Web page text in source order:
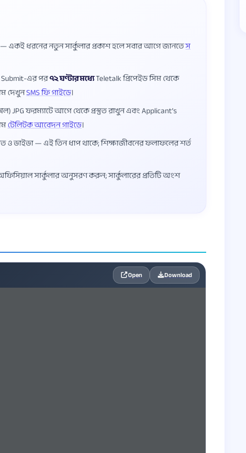
একই ধরনের নতুন সার্কুলার প্রকাশ হলে সবার আগে জানতেস
এর পর৭২ ঘণ্টার মধ্যেTeletalk প্রিপেইড সিম থেকে
দেখুনSMS ফি গাইডে।
JPG ফরম্যাটে আগে থেকে প্রস্তুত রাখুন এবং Applicant’s
টেলিটক আবেদন গাইডে।
ও ভাইভা — এই তিন ধাপ থাকে; শিক্ষাজীবনের ফলাফলের শর্ত
সার্কুলার অনুসরণ করুন; সার্কুলারের প্রতিটি অংশ
Open Download